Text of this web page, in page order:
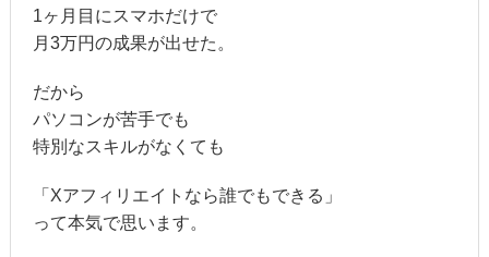
1ヶ月目にスマホだけで
月3万円の成果が出せた。
だから
パソコンが苦手でも
特別なスキルがなくても
「Xアフィリエイトなら誰でもできる」
って本気で思います。